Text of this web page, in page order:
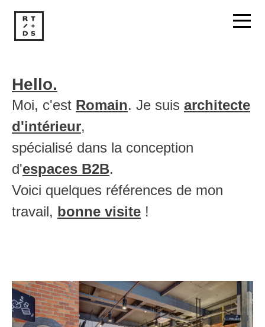
Hello.
Moi, c'est Romain. Je suis architecte
d'intérieur,
spécialisé dans la conception
d'espaces B2B.
Voici quelques références de mon
travail, bonne visite!